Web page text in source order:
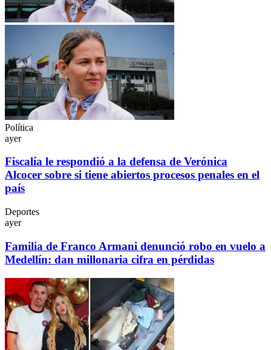
Política
ayer
Fiscalía le respondió a la defensa de Verónica
Alcocer sobre si tiene abiertos procesos penales en el
país
Deportes
ayer
Familia de Franco Armani denunció robo en vuelo a
Medellín: dan millonaria cifra en pérdidas